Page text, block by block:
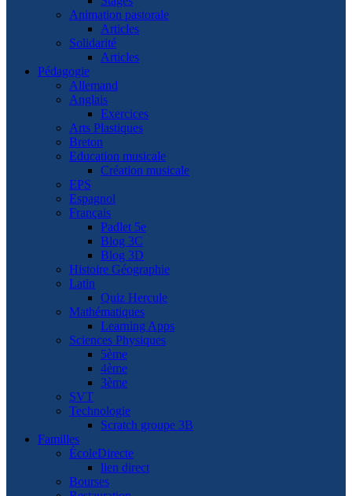
Animation pastorale
Articles
Solidarité
Articles
Pédagogie
Allemand
Anglais
Exercices
Arts Plastiques
Breton
Education musicale
Création musicale
EPS
Espagnol
Français
Padlet 5e
Blog 3C
Blog 3D
Histoire Géographie
Latin
Quiz Hercule
Mathématiques
Learning Apps
Sciences Physiques
5ème
4ème
3ème
SVT
Technologie
Scratch groupe 3B
Familles
ÉcoleDirecte
lien direct
Bourses